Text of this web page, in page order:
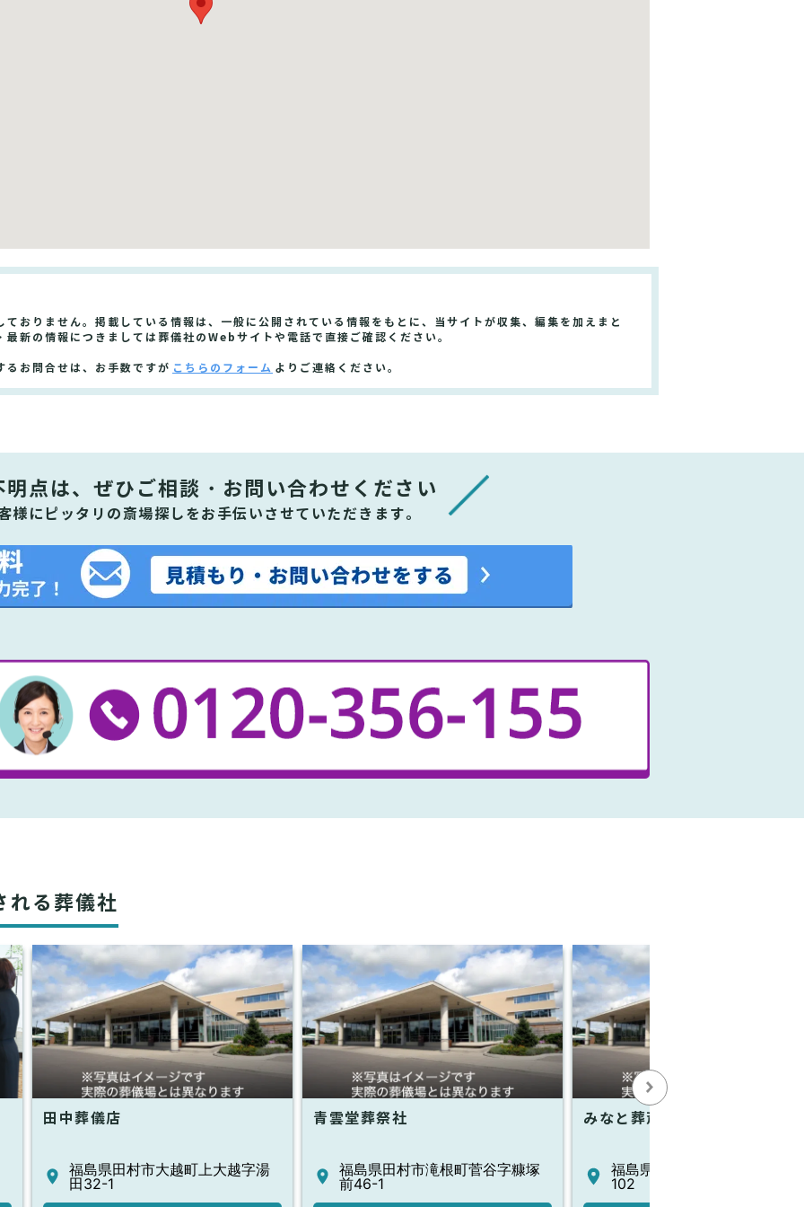
おりません。掲載している情報は、一般に公開されている情報をもとに、当サイトが収集、編集を加えまと
新の情報につきましては葬儀社のWebサイトや電話で直接ご確認ください。
るお問合せは、お手数ですが こちらのフォーム よりご連絡ください。
明点は、ぜひ ご相談・お問い合わせください
様にピッタリの斎場探しをお手伝いさせていただきます。
れる葬儀社
田中葬儀店
福島県田村市大越町上大越字湯
田32-1
青雲堂葬祭社
福島県田村市滝根町菅谷字糠塚
前46-1
みなと葬斎会館
福島県田村市常葉町常葉字西
102